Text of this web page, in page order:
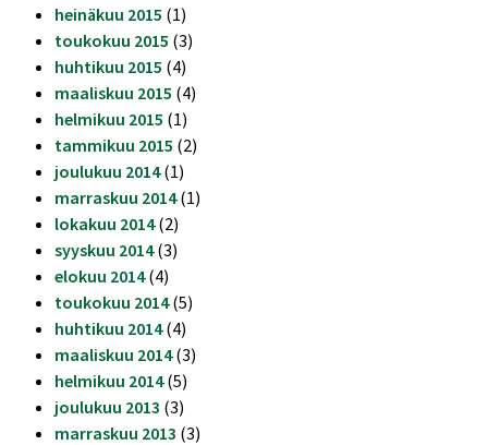
heinäkuu 2015 (1)
toukokuu 2015 (3)
huhtikuu 2015 (4)
maaliskuu 2015 (4)
helmikuu 2015 (1)
tammikuu 2015 (2)
joulukuu 2014(1)
marraskuu 2014(1)
lokakuu 2014(2)
syyskuu 2014(3)
elokuu 2014(4)
toukokuu 2014(5)
huhtikuu 2014(4)
maaliskuu 2014(3)
helmikuu 2014(5)
joulukuu 2013 (3)
marraskuu 2013 (3)